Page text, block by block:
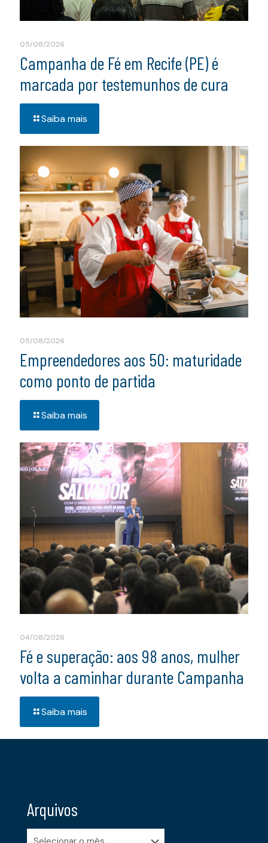
05/08/2026
Campanha de Fé em Recife (PE) é
marcada por testemunhos de cura
Saiba mais
05/08/2026
Empreendedores aos 50: maturidade
como ponto de partida
Saiba mais
04/08/2026
Fé e superação: aos 98 anos, mulher
volta a caminhar durante Campanha
Saiba mais
Arquivos
Arquivos